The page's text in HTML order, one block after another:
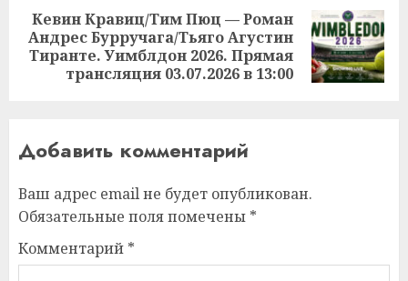
Следующая
запись:
Кевин Кравиц/Тим Пюц — Роман
Андрес Бурручага/Тьяго Агустин
Тиранте. Уимблдон 2026. Прямая
трансляция 03.07.2026 в 13:00
Добавить комментарий
Ваш адрес email не будет опубликован.
Обязательные поля помечены *
Комментарий *